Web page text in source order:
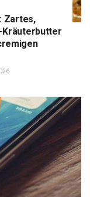
Zartes,
Kräuterbutter